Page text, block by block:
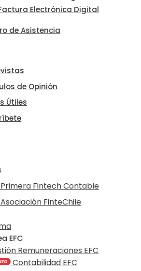
Electrónica Digital
de Asistencia
de Opinión
Útiles
Primera Fintech Contable
Asociación FinteChile
EFC
Remuneraciones EFC
Contabilidad EFC